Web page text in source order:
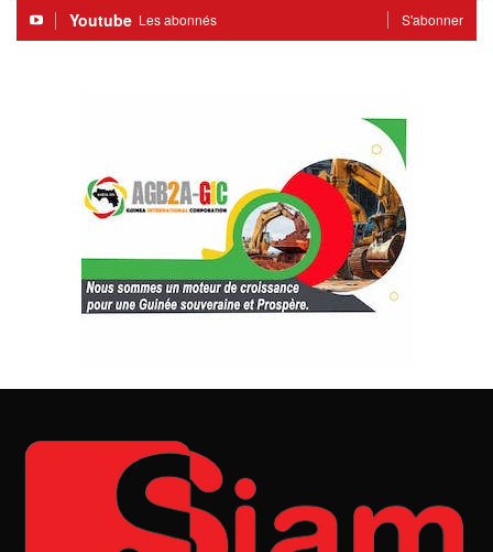
Youtube Les abonnés S'abonner